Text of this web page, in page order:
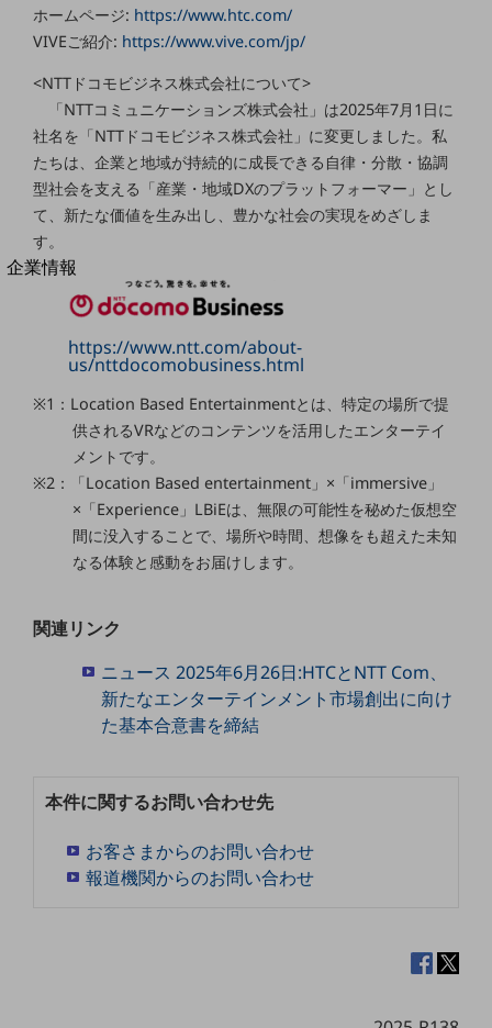
モバイル・ICTサービスをオンラインで
相談・申し込みができるバーチャルショップ
はじめての方へ
サービス・商品を探す
新規会員登録/ログインはこちら
100回線以上のお問い合わせ・お見積りはこちら
別ウィンドウで開きます
企業情報
企業情報TOP
会社案内TOP
社長からのご挨拶
グループ会社
ニュースルームTOP
ニュースリリース
地域からの発表
お知らせ
サステナビリティ
サステナビリティTOP
ホームページ: https://www.htc.com/
VIVEご紹介: https://www.vive.com/jp/
<NTTドコモビジネス株式会社について>
「NTTコミュニケーションズ株式会社」は2025年7月1日に
社名を「NTTドコモビジネス株式会社」に変更しました。私
たちは、企業と地域が持続的に成長できる自律・分散・協調
型社会を支える「産業・地域DXのプラットフォーマー」とし
て、新たな価値を生み出し、豊かな社会の実現をめざしま
す。
https://www.ntt.com/about-
us/nttdocomobusiness.html
※1：Location Based Entertainmentとは、特定の場所で提
供されるVRなどのコンテンツを活用したエンターテイ
メントです。
※2：「Location Based entertainment」×「immersive」
×「Experience」LBiEは、無限の可能性を秘めた仮想空
間に没入することで、場所や時間、想像をも超えた未知
なる体験と感動をお届けします。
関連リンク
ニュース 2025年6月26日:HTCとNTT Com、
新たなエンターテインメント市場創出に向け
た基本合意書を締結
本件に関するお問い合わせ先
お客さまからのお問い合わせ
報道機関からのお問い合わせ